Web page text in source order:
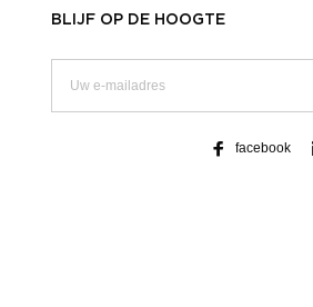
BLIJF OP DE HOOGTE
facebook